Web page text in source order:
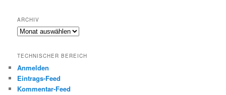
ARCHIV
Archiv
TECHNISCHER BEREICH
Anmelden
Eintrags-Feed
Kommentar-Feed